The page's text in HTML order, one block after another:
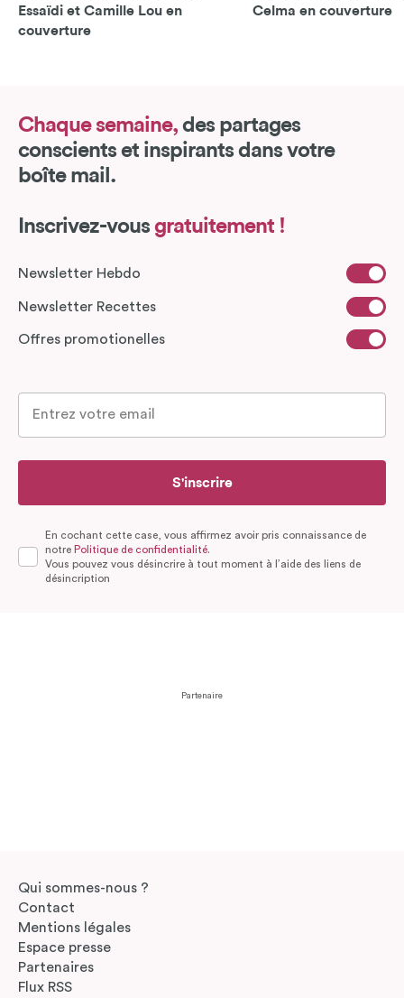
Essaïdi et Camille Lou en
couverture
Celma en couverture
Chaque semaine, des partages
conscients et inspirants dans votre
boîte mail.
Inscrivez-vous gratuitement !
Newsletter Hebdo
Newsletter Recettes
Offres promotionelles
S'inscrire
En cochant cette case, vous affirmez avoir pris connaissance de
notre Politique de confidentialité.
Vous pouvez vous désincrire à tout moment à l’aide des liens de
désincription
Partenaire
Qui sommes-nous ?
Contact
Mentions légales
Espace presse
Partenaires
Flux RSS